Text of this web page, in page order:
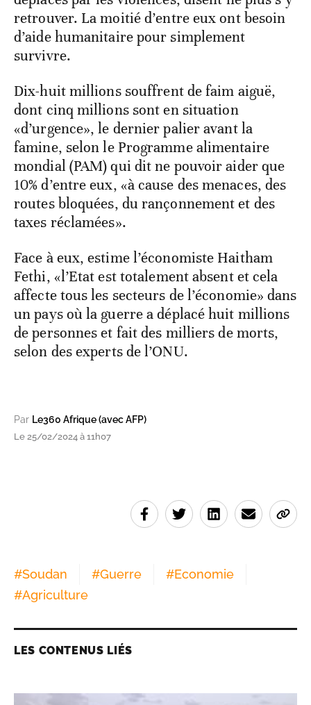
retrouver. La moitié d’entre eux ont besoin
d’aide humanitaire pour simplement
survivre.
Dix-huit millions souffrent de faim aiguë,
dont cinq millions sont en situation
«d’urgence», le dernier palier avant la
famine, selon le Programme alimentaire
mondial (PAM) qui dit ne pouvoir aider que
10% d’entre eux, «à cause des menaces, des
routes bloquées, du rançonnement et des
taxes réclamées».
Face à eux, estime l’économiste Haitham
Fethi, «l’Etat est totalement absent et cela
affecte tous les secteurs de l’économie» dans
un pays où la guerre a déplacé huit millions
de personnes et fait des milliers de morts,
selon des experts de l’ONU.
Par Le360 Afrique (avec AFP)
Le 25/02/2024 à 11h07
#Soudan #Guerre #Economie
#Agriculture
LES CONTENUS LIÉS